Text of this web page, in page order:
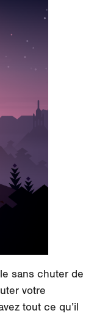
sans chuter de
votre
tout ce qu’il